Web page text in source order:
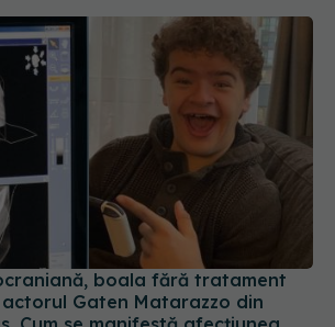
boala fără tratament
Gaten Matarazzo din
Cum se manifestă afecțiunea